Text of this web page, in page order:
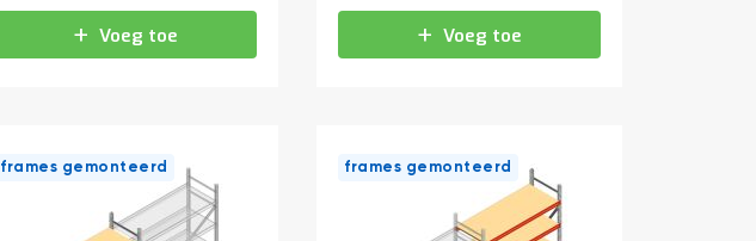
Voeg toe Voeg toe
frames gemonteerd frames gemonteerd